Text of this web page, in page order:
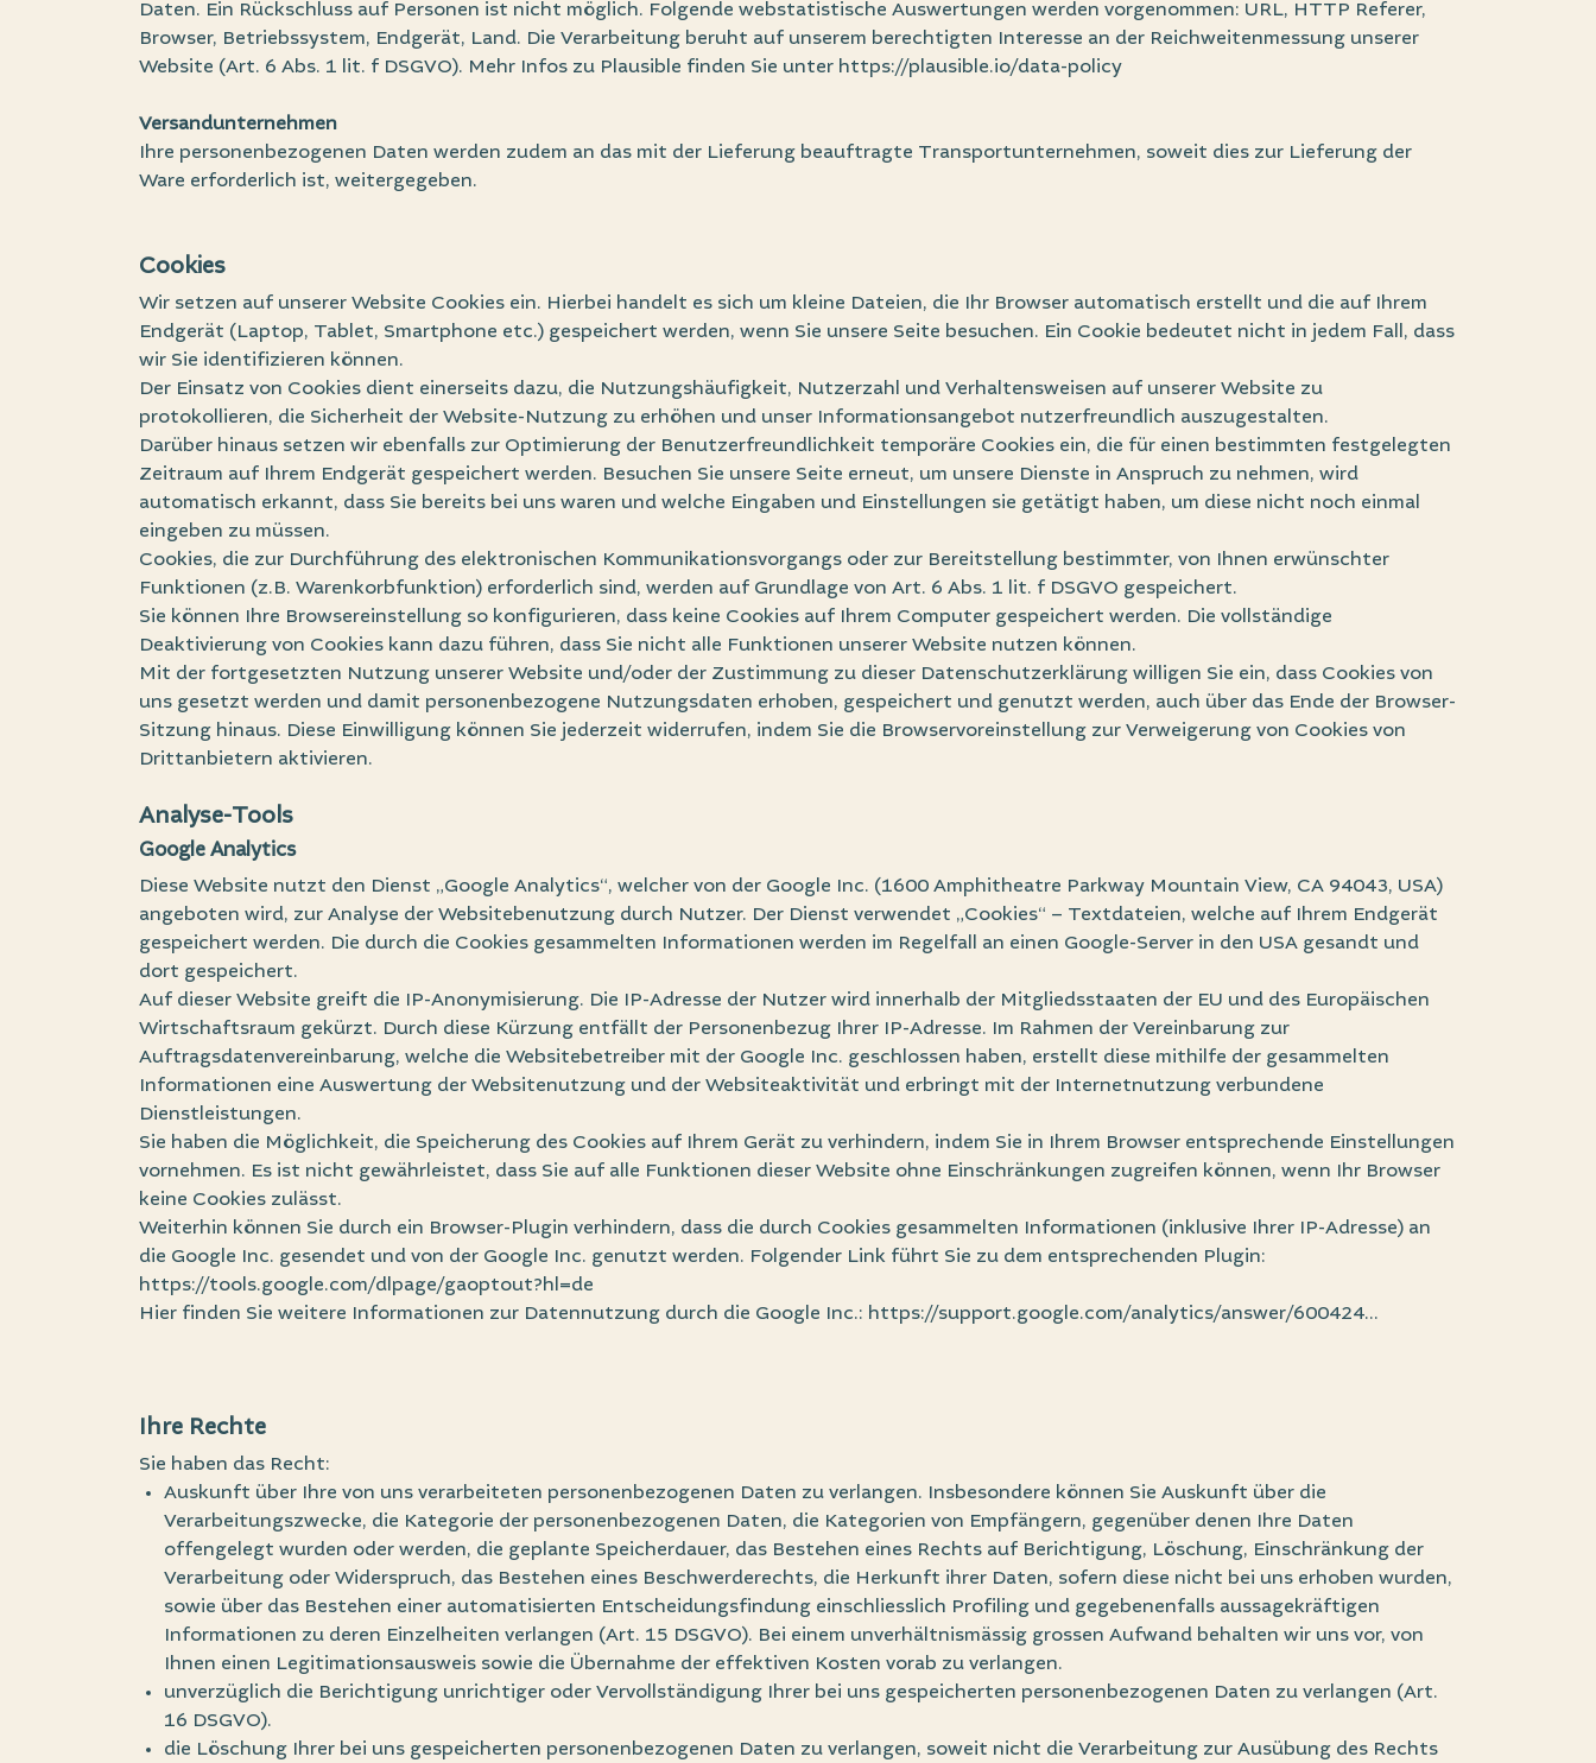
Daten. Ein Rückschluss auf Personen ist nicht möglich. Folgende webstatistische Auswertungen werden vorgenommen: URL, HTTP Referer,
Browser, Betriebssystem, Endgerät, Land. Die Verarbeitung beruht auf unserem berechtigten Interesse an der Reichweitenmessung unserer
Website (Art. 6 Abs. 1 lit. f DSGVO). Mehr Infos zu Plausible finden Sie unter https://plausible.io/data-policy
Versandunternehmen
Ihre personenbezogenen Daten werden zudem an das mit der Lieferung beauftragte Transportunternehmen, soweit dies zur Lieferung der
Ware erforderlich ist, weitergegeben.
Cookies
Wir setzen auf unserer Website Cookies ein. Hierbei handelt es sich um kleine Dateien, die Ihr Browser automatisch erstellt und die auf Ihrem
Endgerät (Laptop, Tablet, Smartphone etc.) gespeichert werden, wenn Sie unsere Seite besuchen. Ein Cookie bedeutet nicht in jedem Fall, dass
wir Sie identifizieren können.
Der Einsatz von Cookies dient einerseits dazu, die Nutzungshäufigkeit, Nutzerzahl und Verhaltensweisen auf unserer Website zu
protokollieren, die Sicherheit der Website-Nutzung zu erhöhen und unser Informationsangebot nutzerfreundlich auszugestalten.
Darüber hinaus setzen wir ebenfalls zur Optimierung der Benutzerfreundlichkeit temporäre Cookies ein, die für einen bestimmten festgelegten
Zeitraum auf Ihrem Endgerät gespeichert werden. Besuchen Sie unsere Seite erneut, um unsere Dienste in Anspruch zu nehmen, wird
automatisch erkannt, dass Sie bereits bei uns waren und welche Eingaben und Einstellungen sie getätigt haben, um diese nicht noch einmal
eingeben zu müssen.
Cookies, die zur Durchführung des elektronischen Kommunikationsvorgangs oder zur Bereitstellung bestimmter, von Ihnen erwünschter
Funktionen (z.B. Warenkorbfunktion) erforderlich sind, werden auf Grundlage von Art. 6 Abs. 1 lit. f DSGVO gespeichert.
Sie können Ihre Browsereinstellung so konfigurieren, dass keine Cookies auf Ihrem Computer gespeichert werden. Die vollständige
Deaktivierung von Cookies kann dazu führen, dass Sie nicht alle Funktionen unserer Website nutzen können.
Mit der fortgesetzten Nutzung unserer Website und/oder der Zustimmung zu dieser Datenschutzerklärung willigen Sie ein, dass Cookies von
uns gesetzt werden und damit personenbezogene Nutzungsdaten erhoben, gespeichert und genutzt werden, auch über das Ende der Browser-
Sitzung hinaus. Diese Einwilligung können Sie jederzeit widerrufen, indem Sie die Browservoreinstellung zur Verweigerung von Cookies von
Drittanbietern aktivieren.
Analyse-Tools
Google Analytics
Diese Website nutzt den Dienst „Google Analytics“, welcher von der Google Inc. (1600 Amphitheatre Parkway Mountain View, CA 94043, USA)
angeboten wird, zur Analyse der Websitebenutzung durch Nutzer. Der Dienst verwendet „Cookies“ – Textdateien, welche auf Ihrem Endgerät
gespeichert werden. Die durch die Cookies gesammelten Informationen werden im Regelfall an einen Google-Server in den USA gesandt und
dort gespeichert.
Auf dieser Website greift die IP-Anonymisierung. Die IP-Adresse der Nutzer wird innerhalb der Mitgliedsstaaten der EU und des Europäischen
Wirtschaftsraum gekürzt. Durch diese Kürzung entfällt der Personenbezug Ihrer IP-Adresse. Im Rahmen der Vereinbarung zur
Auftragsdatenvereinbarung, welche die Websitebetreiber mit der Google Inc. geschlossen haben, erstellt diese mithilfe der gesammelten
Informationen eine Auswertung der Websitenutzung und der Websiteaktivität und erbringt mit der Internetnutzung verbundene
Dienstleistungen.
Sie haben die Möglichkeit, die Speicherung des Cookies auf Ihrem Gerät zu verhindern, indem Sie in Ihrem Browser entsprechende Einstellungen
vornehmen. Es ist nicht gewährleistet, dass Sie auf alle Funktionen dieser Website ohne Einschränkungen zugreifen können, wenn Ihr Browser
keine Cookies zulässt.
Weiterhin können Sie durch ein Browser-Plugin verhindern, dass die durch Cookies gesammelten Informationen (inklusive Ihrer IP-Adresse) an
die Google Inc. gesendet und von der Google Inc. genutzt werden. Folgender Link führt Sie zu dem entsprechenden Plugin:
https://tools.google.com/dlpage/gaoptout?hl=de
Hier finden Sie weitere Informationen zur Datennutzung durch die Google Inc.: https://support.google.com/analytics/answer/600424...
Ihre Rechte
Sie haben das Recht:
Auskunft über Ihre von uns verarbeiteten personenbezogenen Daten zu verlangen. Insbesondere können Sie Auskunft über die
Verarbeitungszwecke, die Kategorie der personenbezogenen Daten, die Kategorien von Empfängern, gegenüber denen Ihre Daten
offengelegt wurden oder werden, die geplante Speicherdauer, das Bestehen eines Rechts auf Berichtigung, Löschung, Einschränkung der
Verarbeitung oder Widerspruch, das Bestehen eines Beschwerderechts, die Herkunft ihrer Daten, sofern diese nicht bei uns erhoben wurden,
sowie über das Bestehen einer automatisierten Entscheidungsfindung einschliesslich Profiling und gegebenenfalls aussagekräftigen
Informationen zu deren Einzelheiten verlangen (Art. 15 DSGVO). Bei einem unverhältnismässig grossen Aufwand behalten wir uns vor, von
Ihnen einen Legitimationsausweis sowie die Übernahme der effektiven Kosten vorab zu verlangen.
unverzüglich die Berichtigung unrichtiger oder Vervollständigung Ihrer bei uns gespeicherten personenbezogenen Daten zu verlangen (Art.
16 DSGVO).
die Löschung Ihrer bei uns gespeicherten personenbezogenen Daten zu verlangen, soweit nicht die Verarbeitung zur Ausübung des Rechts